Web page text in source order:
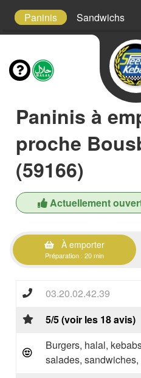
Paninis Sandwichs
Paninis à
proche
(59166)
Actuellement
À emporter
Préparation : 20 min
03.20.02.42.39
5/5 (voir les 18 avis)
Burgers, halal,
salades,